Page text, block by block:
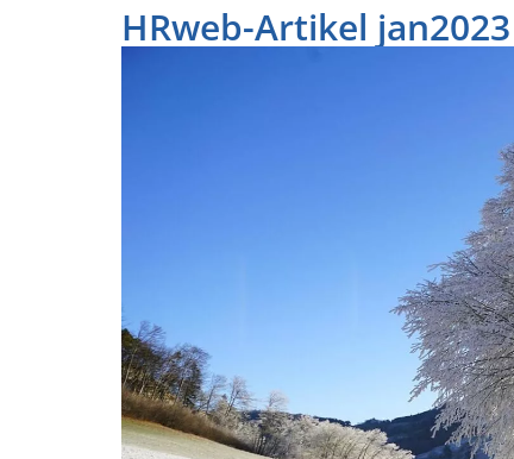
HRweb-Artikel jan2023